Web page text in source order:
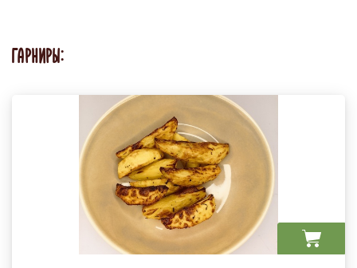
ГАРНИРЫ: